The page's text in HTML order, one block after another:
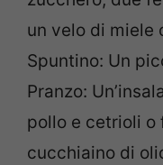
un velo di miele
Spuntino: Un
Pranzo:
pollo e cetrioli o
cucchiaino di